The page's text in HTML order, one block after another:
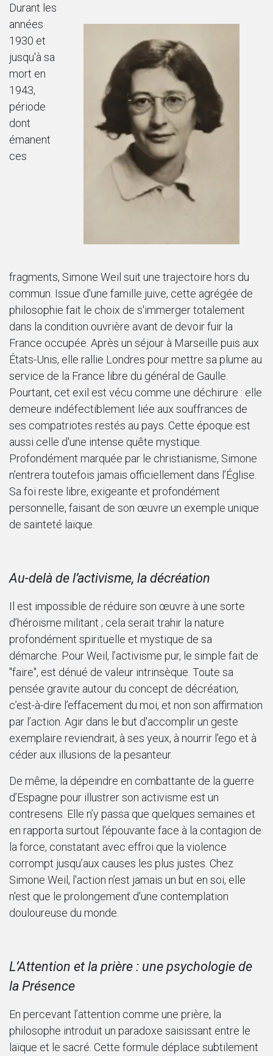
Durant les
années
1930 et
jusqu'à sa
mort en
1943,
période
dont
émanent
ces
fragments, Simone Weil suit une trajectoire hors du
commun. Issue d'une famille juive, cette agrégée de
philosophie fait le choix de s'immerger totalement
dans la condition ouvrière avant de devoir fuir la
France occupée. Après un séjour à Marseille puis aux
États-Unis, elle rallie Londres pour mettre sa plume au
service de la France libre du général de Gaulle.
Pourtant, cet exil est vécu comme une déchirure : elle
demeure indéfectiblement liée aux souffrances de
ses compatriotes restés au pays. Cette époque est
aussi celle d'une intense quête mystique.
Profondément marquée par le christianisme, Simone
n’entrera toutefois jamais officiellement dans l’Église.
Sa foi reste libre, exigeante et profondément
personnelle, faisant de son œuvre un exemple unique
de sainteté laïque.
Au-delà de l’activisme, la décréation
Il est impossible de réduire son œuvre à une sorte
d’héroïsme militant ; cela serait trahir la nature
profondément spirituelle et mystique de sa
démarche. Pour Weil, l’activisme pur, le simple fait de
"faire", est dénué de valeur intrinsèque. Toute sa
pensée gravite autour du concept de décréation,
c’est-à-dire l’effacement du moi, et non son affirmation
par l’action. Agir dans le but d'accomplir un geste
exemplaire reviendrait, à ses yeux, à nourrir l’ego et à
céder aux illusions de la pesanteur.
De même, la dépeindre en combattante de la guerre
d’Espagne pour illustrer son activisme est un
contresens. Elle n’y passa que quelques semaines et
en rapporta surtout l’épouvante face à la contagion de
la force, constatant avec effroi que la violence
corrompt jusqu’aux causes les plus justes. Chez
Simone Weil, l'action n’est jamais un but en soi, elle
n'est que le prolongement d'une contemplation
douloureuse du monde.
L’Attention et la prière : une psychologie de
la Présence
En percevant l’attention comme une prière, la
philosophe introduit un paradoxe saisissant entre le
laïque et le sacré. Cette formule déplace subtilement